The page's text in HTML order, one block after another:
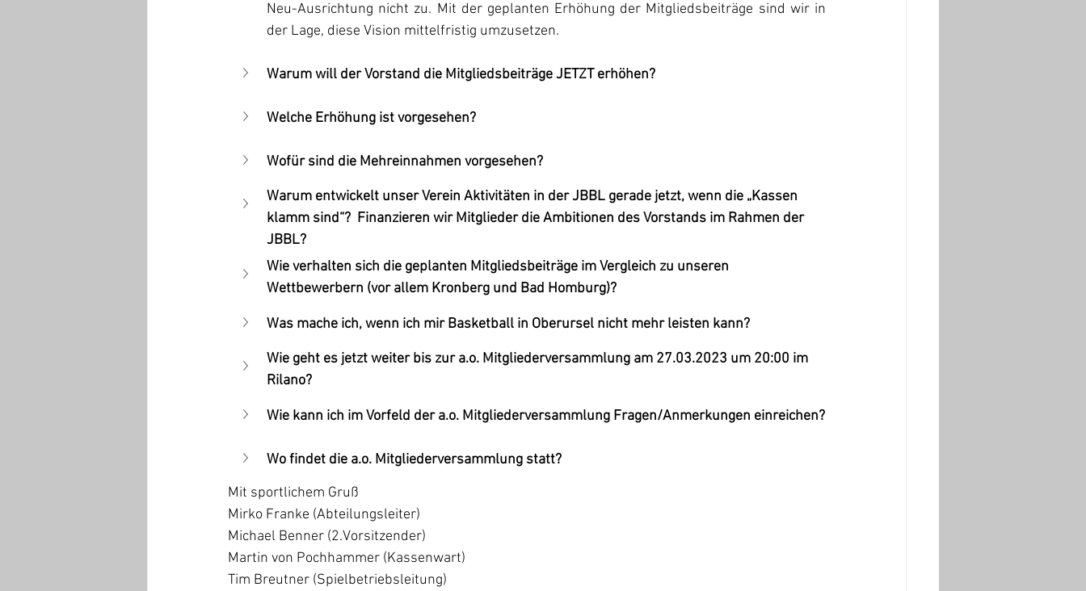
Neu-Ausrichtung nicht zu. Mit der geplanten Erhöhung der Mitgliedsbeiträge sind wir in
der Lage, diese Vision mittelfristig umzusetzen.
Warum will der Vorstand die Mitgliedsbeiträge JETZT erhöhen?
Welche Erhöhung ist vorgesehen?
Wofür sind die Mehreinnahmen vorgesehen?
Warum entwickelt unser Verein Aktivitäten in der JBBL gerade jetzt, wenn die „Kassen
klamm sind“?  Finanzieren wir Mitglieder die Ambitionen des Vorstands im Rahmen der
JBBL?
Wie verhalten sich die geplanten Mitgliedsbeiträge im Vergleich zu unseren
Wettbewerbern (vor allem Kronberg und Bad Homburg)?
Was mache ich, wenn ich mir Basketball in Oberursel nicht mehr leisten kann?
Wie geht es jetzt weiter bis zur a.o. Mitgliederversammlung am 27.03.2023 um 20:00 im
Rilano?
Wie kann ich im Vorfeld der a.o. Mitgliederversammlung Fragen/Anmerkungen einreichen?
Wo findet die a.o. Mitgliederversammlung statt?
Mit sportlichem Gruß
Mirko Franke (Abteilungsleiter)
Michael Benner (2.Vorsitzender)
Martin von Pochhammer (Kassenwart)
Tim Breutner (Spielbetriebsleitung)